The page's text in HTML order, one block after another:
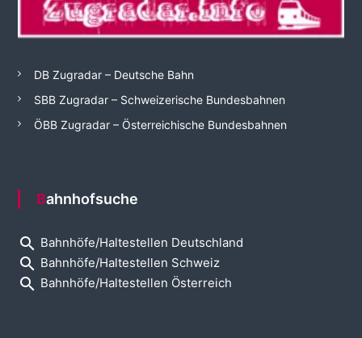
DB Zugradar – Deutsche Bahn
SBB Zugradar – Schweizerische Bundesbahnen
ÖBB Zugradar – Österreichische Bundesbahnen
Bahnhofsuche
search Bahnhöfe/Haltestellen Deutschland
search Bahnhöfe/Haltestellen Schweiz
search Bahnhöfe/Haltestellen Österreich